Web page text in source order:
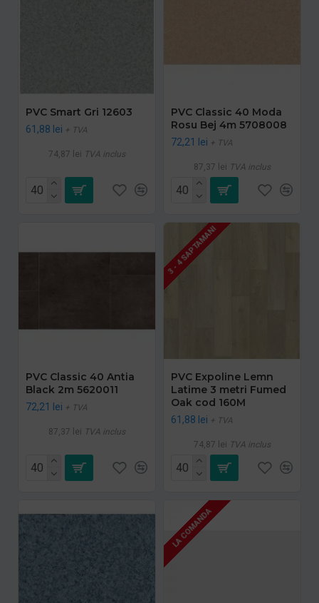
PVC Smart Gri 12603
61,88 lei + TVA
74,87 lei TVA inclus
PVC Classic 40 Moda
Rosu Bej 4m 5708008
72,21 lei + TVA
87,37 lei TVA inclus
PVC Classic 40 Antia
Black 2m 5620011
72,21 lei + TVA
87,37 lei TVA inclus
3 - 4 SAPTAMANI
PVC Expoline Lemn
Latime 3 metri Fumed
Oak cod 160M
61,88 lei + TVA
74,87 lei TVA inclus
LA COMANDA